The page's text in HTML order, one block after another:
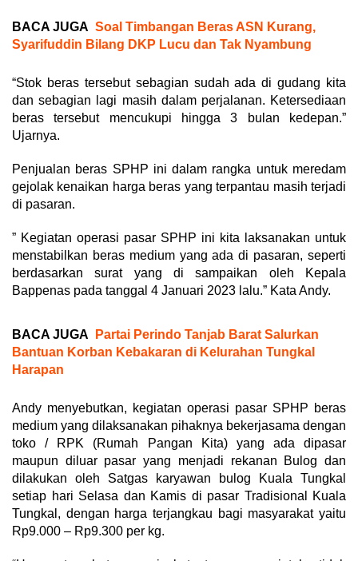
BACA JUGA Soal Timbangan Beras ASN Kurang,
Syarifuddin Bilang DKP Lucu dan Tak Nyambung
“Stok beras tersebut sebagian sudah ada di gudang kita
dan sebagian lagi masih dalam perjalanan. Ketersediaan
beras tersebut mencukupi hingga 3 bulan kedepan.”
Ujarnya.
Penjualan beras SPHP ini dalam rangka untuk meredam
gejolak kenaikan harga beras yang terpantau masih terjadi
di pasaran.
” Kegiatan operasi pasar SPHP ini kita laksanakan untuk
menstabilkan beras medium yang ada di pasaran, seperti
berdasarkan surat yang di sampaikan oleh Kepala
Bappenas pada tanggal 4 Januari 2023 lalu.” Kata Andy.
BACA JUGA
Partai Perindo Tanjab Barat Salurkan
Bantuan Korban Kebakaran di Kelurahan Tungkal
Harapan
Andy menyebutkan, kegiatan operasi pasar SPHP beras
medium yang dilaksanakan pihaknya bekerjasama dengan
toko / RPK (Rumah Pangan Kita) yang ada dipasar
maupun diluar pasar yang menjadi rekanan Bulog dan
dilakukan oleh Satgas karyawan bulog Kuala Tungkal
setiap hari Selasa dan Kamis di pasar Tradisional Kuala
Tungkal, dengan harga terjangkau bagi masyarakat yaitu
Rp9.000 – Rp9.300 per kg.